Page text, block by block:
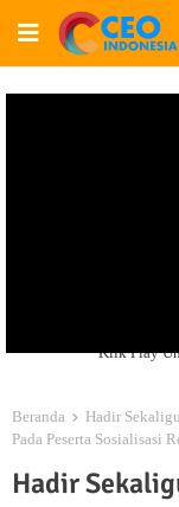
Klik Play
Beranda
Hadir
Pada Peserta Sosialisasi
Hadir